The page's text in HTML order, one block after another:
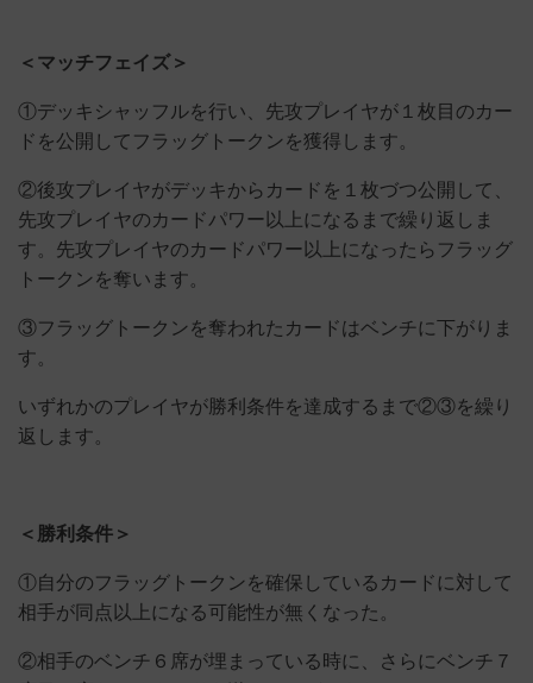
＜マッチフェイズ＞
①デッキシャッフルを行い、先攻プレイヤが１枚目のカー
ドを公開してフラッグトークンを獲得します。
②後攻プレイヤがデッキからカードを１枚づつ公開して、
先攻プレイヤのカードパワー以上になるまで繰り返しま
す。先攻プレイヤのカードパワー以上になったらフラッグ
トークンを奪います。
③フラッグトークンを奪われたカードはベンチに下がりま
す。
いずれかのプレイヤが勝利条件を達成するまで②③を繰り
返します。
＜勝利条件＞
①自分のフラッグトークンを確保しているカードに対して
相手が同点以上になる可能性が無くなった。
②相手のベンチ６席が埋まっている時に、さらにベンチ７